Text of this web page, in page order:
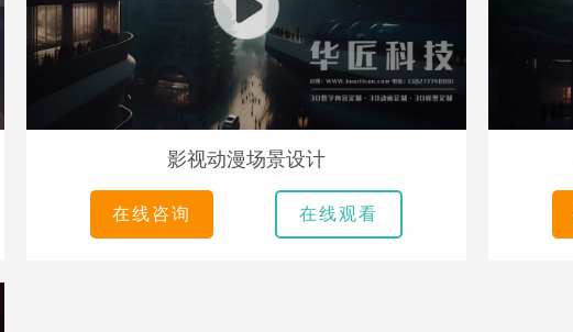
影视动漫场景设计
在线咨询 在线观看